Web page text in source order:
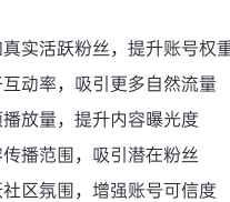
实活跃粉丝，提升账号权
动率，吸引更多自然流量
放量，提升内容曝光度
播范围，吸引潜在粉丝
区氛围，增强账号可信度